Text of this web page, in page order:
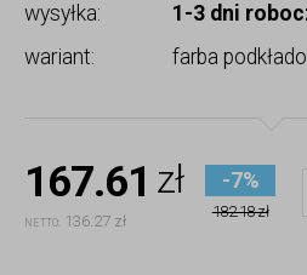
wysyłka:
1-3 dni
wariant:
farba
167.61 zł
NETTO: 136.27 zł
-7%
182.18 zł